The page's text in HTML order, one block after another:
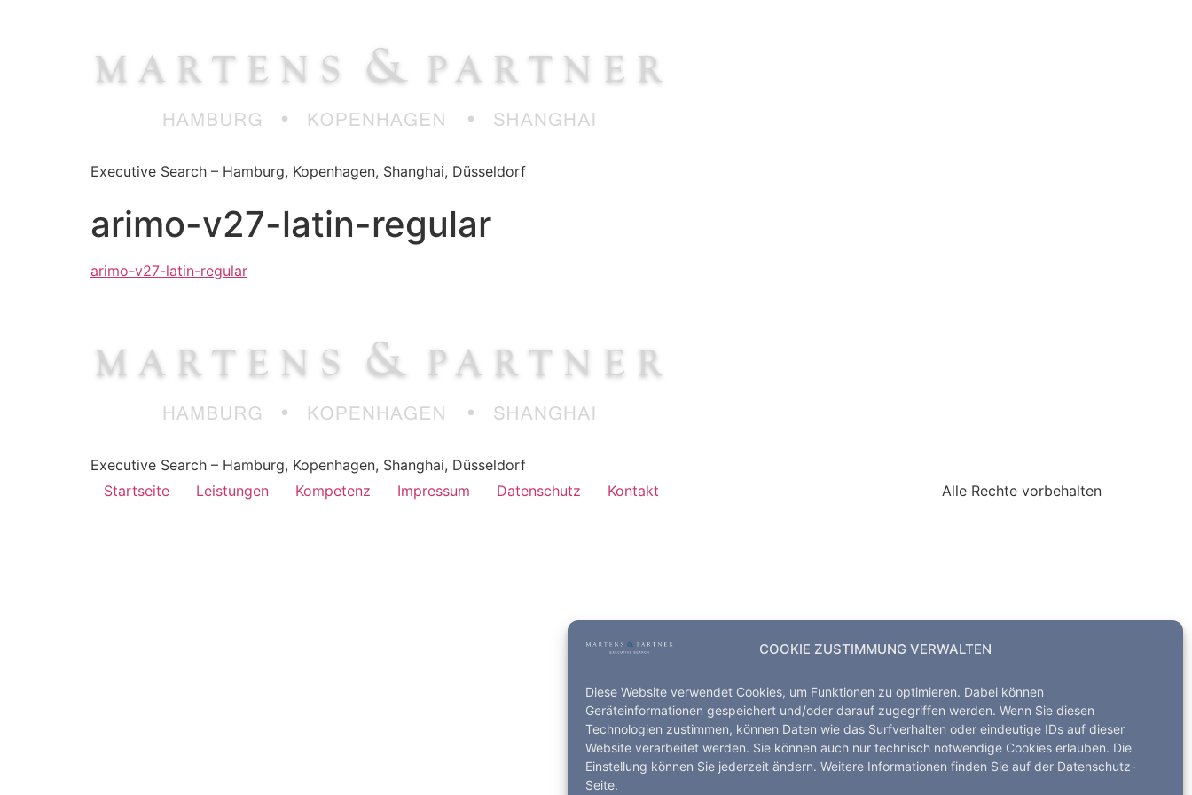
COOKIE ZUSTIMMUNG VERWALTEN
Diese Website verwendet Cookies, um Funktionen zu optimieren. Dabei können
Geräteinformationen gespeichert und/oder darauf zugegriffen werden. Wenn Sie diesen
Technologien zustimmen, können Daten wie das Surfverhalten oder eindeutige IDs auf dieser
Website verarbeitet werden. Sie können auch nur technisch notwendige Cookies erlauben. Die
Einstellung können Sie jederzeit ändern. Weitere Informationen finden Sie auf der Datenschutz-
Seite.
Executive Search – Hamburg, Kopenhagen, Shanghai, Düsseldorf
arimo-v27-latin-regular
arimo-v27-latin-regular
Executive Search – Hamburg, Kopenhagen, Shanghai, Düsseldorf
Startseite
Leistungen Kompetenz Impressum Datenschutz Kontakt Alle Rechte vorbehalten